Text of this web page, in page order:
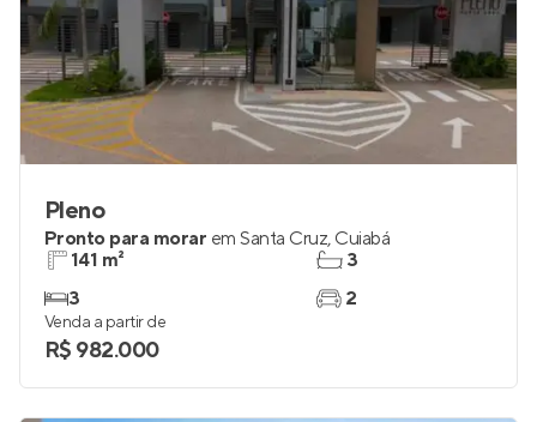
Pleno
Pronto para morar em Santa Cruz, Cuiabá
141 m²
3
3
2
Venda a partir de
R$ 982.000